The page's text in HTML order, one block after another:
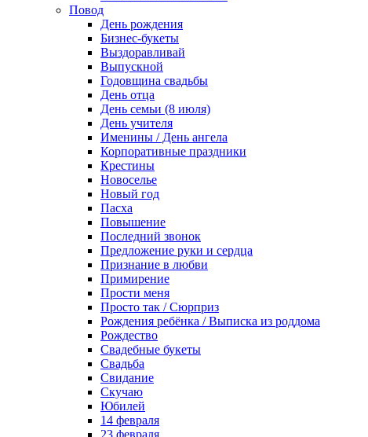
Повод
День рождения
Бизнес-букеты
Выздоравливай
Выпускной
Годовщина свадьбы
День отца
День семьи (8 июля)
День учителя
Именины / День ангела
Корпоративные праздники
Крестины
Новоселье
Новый год
Пасха
Повышение
Последний звонок
Предложение руки и сердца
Признание в любви
Примирение
Прости меня
Просто так / Сюрприз
Рождения ребёнка / Выписка из роддома
Рождество
Свадебные букеты
Свадьба
Свидание
Скучаю
Юбилей
14 февраля
23 февраля